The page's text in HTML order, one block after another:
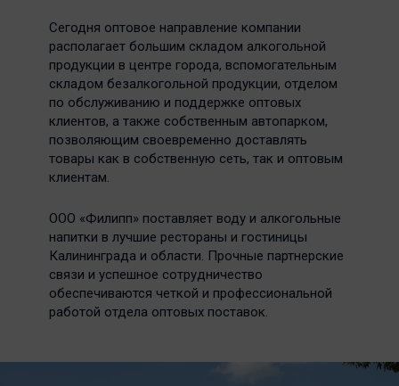
Сегодня оптовое направление компании
располагает большим складом алкогольной
продукции в центре города, вспомогательным
складом безалкогольной продукции, отделом
по обслуживанию и поддержке оптовых
клиентов, а также собственным автопарком,
позволяющим своевременно доставлять
товары как в собственную сеть, так и оптовым
клиентам.
ООО «Филипп» поставляет воду и алкогольные
напитки в лучшие рестораны и гостиницы
Калининграда и области. Прочные партнерские
связи и успешное сотрудничество
обеспечиваются четкой и профессиональной
работой отдела оптовых поставок.